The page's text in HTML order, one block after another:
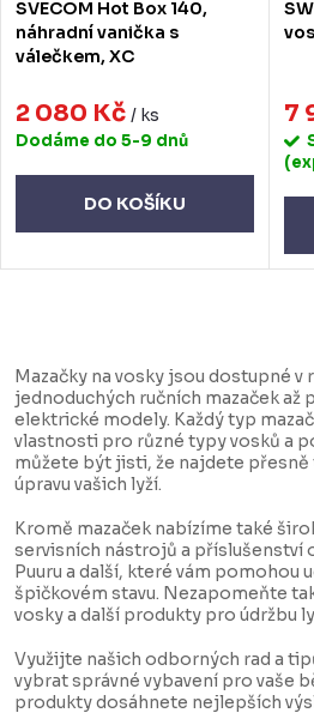
SVECOM Hot Box 140,
náhradní vanička s
válečkem, XC
2 080 Kč / ks
Dodáme do 5-9 dnů
DO KOŠÍKU
7
v
l
á
d
a
c
í
p
v
k
Mazačky na vosky jsou dostupné v
jednoduchých ručních mazaček
elektrické modely. Každý typ
vlastnosti pro různé typy vosků a
můžete být jisti, že najdete
úpravu vašich lyží.
Kromě mazaček nabízíme také
servisních nástrojů a příslušenství
Puuru a další, které vám pomohou
špičkovém stavu. Nezapomeňte
vosky a další produkty pro údržbu
Využijte našich odborných rad a
vybrat správné vybavení pro vaše
produkty dosáhnete nejlepších